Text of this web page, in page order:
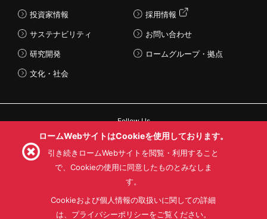
投資家情報
サステナビリティ
研究開発
文化・社会
採用情報
お問い合わせ
ロームグループ・拠点
Follow Us
利用目的
プライバシーポリシー
サイトマップ
ローム製品の販売に関する標準契約条件書(PDF)
ロームWebサイトはCookieを使用しております。
引き続きロームWebサイトを閲覧・利用すること
で、Cookieの使用に同意したものとみなしま
す。
Cookieおよび個人情報の取扱いに関しての詳細
は、プライバシーポリシーをご覧ください。